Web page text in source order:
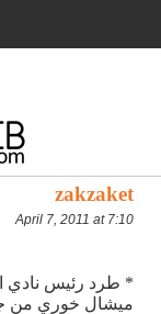
zakzaket
April 7, 2011 at 7:10
* طرد رئيس نادي
ميشال خوري من